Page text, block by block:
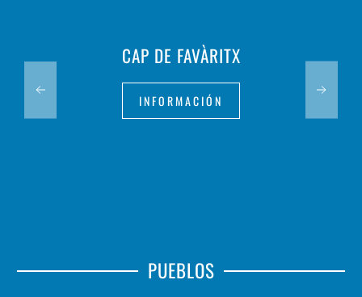
CAP DE FAVÀRITX
INFORMACIÓN
PUEBLOS